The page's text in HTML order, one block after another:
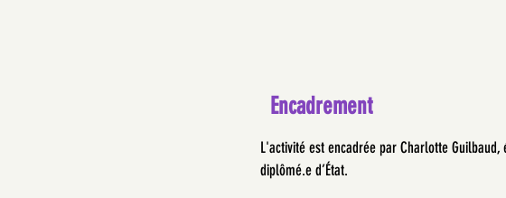
Encadrement
L'activité est encadrée par Charlotte Guilbaud,
diplômé.e d’État.